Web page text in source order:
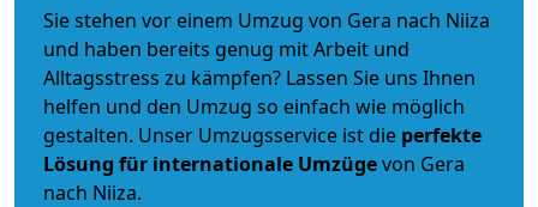
Sie stehen vor einem Umzug von Gera nach Niiza
und haben bereits genug mit Arbeit und
Alltagsstress zu kämpfen? Lassen Sie uns Ihnen
helfen und den Umzug so einfach wie möglich
gestalten. Unser Umzugsservice ist die perfekte
Lösung für internationale Umzügevon Gera
nach Niiza.